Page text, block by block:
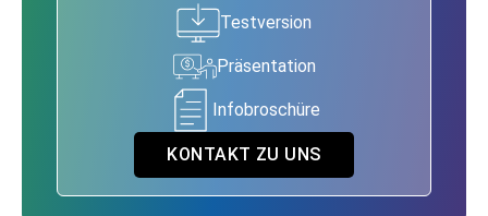
Testversion
Präsentation
Infobroschüre
KONTAKT ZU UNS